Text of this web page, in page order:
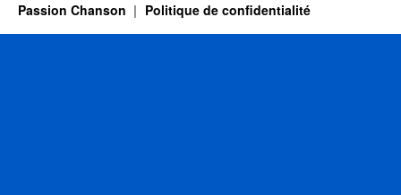
Passion Chanson Politique de confidentialité